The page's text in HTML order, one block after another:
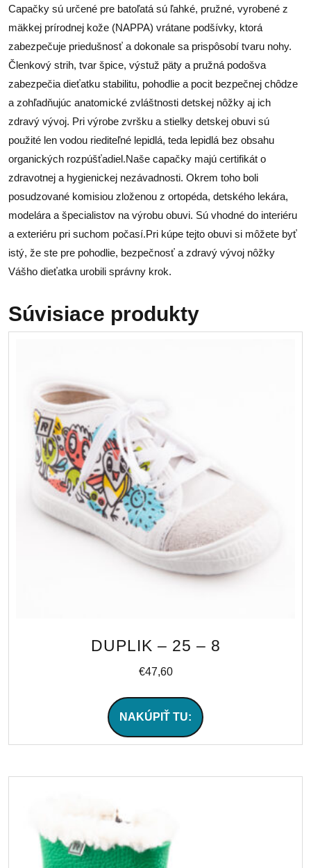
Capačky sú určené pre batoľatá sú ľahké, pružné, vyrobené z
mäkkej prírodnej kože (NAPPA) vrátane podšívky, ktorá
zabezpečuje priedušnosť a dokonale sa prispôsobí tvaru nohy.
Členkový strih, tvar špice, výstuž päty a pružná podošva
zabezpečia dieťatku stabilitu, pohodlie a pocit bezpečnej chôdze
a zohľadňujúc anatomické zvláštnosti detskej nôžky aj ich
zdravý vývoj. Pri výrobe zvršku a stielky detskej obuvi sú
použité len vodou riediteľné lepidlá, teda lepidlá bez obsahu
organických rozpúšťadiel.Naše capačky majú certifikát o
zdravotnej a hygienickej nezávadnosti. Okrem toho boli
posudzované komisiou zloženou z ortopéda, detského lekára,
modelára a špecialistov na výrobu obuvi. Sú vhodné do interiéru
a exteriéru pri suchom počasí.Pri kúpe tejto obuvi si môžete byť
istý, že ste pre pohodlie, bezpečnosť a zdravý vývoj nôžky
Vášho dieťatka urobili správny krok.
Súvisiace produkty
DUPLIK – 25 – 8
€47,60
NAKÚPIŤ TU: